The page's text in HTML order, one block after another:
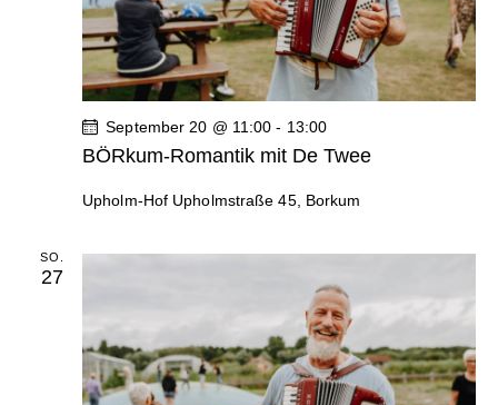
BÖRkum-Romantik mit De Twee
September 20 @ 11:00 - 13:00
Upholm-Hof Upholmstraße 45, Borkum
SO.
27